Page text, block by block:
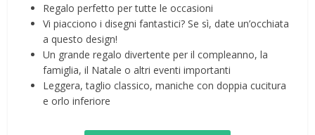
Regalo perfetto per tutte le occasioni
Vi piacciono i disegni fantastici? Se sì, date un’occhiata
a questo design!
Un grande regalo divertente per il compleanno, la
famiglia, il Natale o altri eventi importanti
Leggera, taglio classico, maniche con doppia cucitura
e orlo inferiore